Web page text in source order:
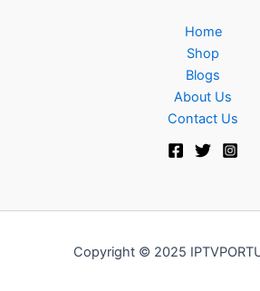
Home
Shop
Blogs
About Us
Contact Us
Copyright © 2025